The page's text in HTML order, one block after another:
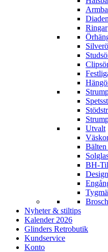
Ringar
Utvalt
BH-
Brosch
Nyheter & stiltips
Kalender 2026
Glinders Retrobutik
Kundservice
Konto